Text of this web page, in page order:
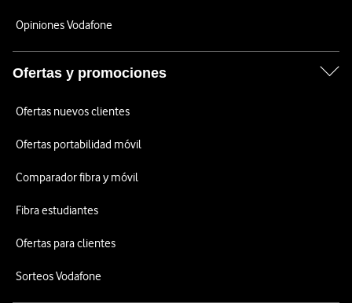
Opiniones Vodafone
Ofertas y promociones
Ofertas nuevos clientes
Ofertas portabilidad móvil
Comparador fibra y móvil
Fibra estudiantes
Ofertas para clientes
Sorteos Vodafone